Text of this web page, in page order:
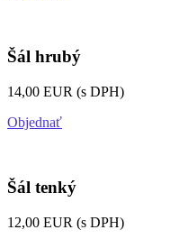
Šál hrubý
14,00 EUR (s DPH)
Objednať
Šál tenký
12,00 EUR (s DPH)